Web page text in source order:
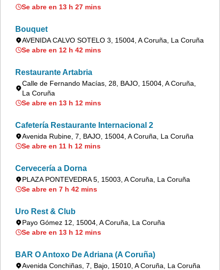
Se abre en 13 h 27 mins
Bouquet
AVENIDA CALVO SOTELO 3, 15004, A Coruña, La Coruña
Se abre en 12 h 42 mins
Restaurante Artabria
Calle de Fernando Macías, 28, BAJO, 15004, A Coruña,
La Coruña
Se abre en 13 h 12 mins
Cafetería Restaurante Internacional 2
Avenida Rubine, 7, BAJO, 15004, A Coruña, La Coruña
Se abre en 11 h 12 mins
Cervecería a Dorna
PLAZA PONTEVEDRA 5, 15003, A Coruña, La Coruña
Se abre en 7 h 42 mins
Uro Rest & Club
Payo Gómez 12, 15004, A Coruña, La Coruña
Se abre en 13 h 12 mins
BAR O Antoxo De Adriana (A Coruña)
Avenida Conchiñas, 7, Bajo, 15010, A Coruña, La Coruña